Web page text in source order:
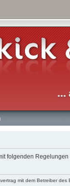
folgenden
mit dem Betreiber